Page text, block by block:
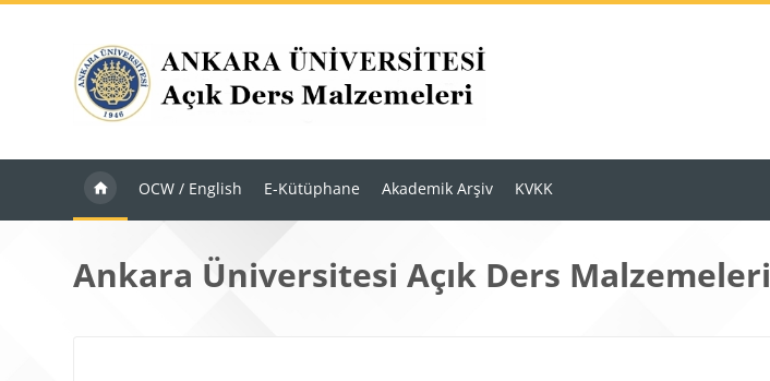
OCW / English E-Kütüphane Akademik Arşiv KVKK
Ankara Üniversitesi Açık Ders Malzemeleri